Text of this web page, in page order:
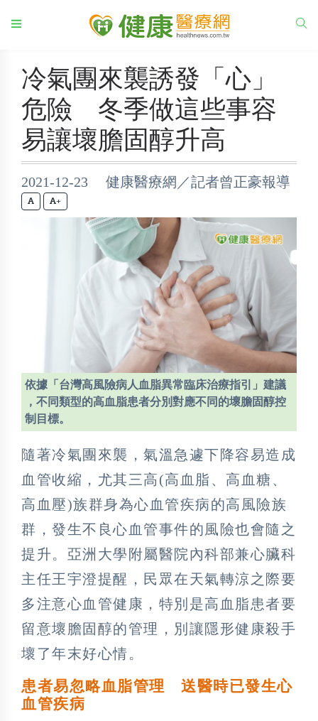
冷氣團來襲誘發「心」
危險 冬季做這些事容
易讓壞膽固醇升高
2021-12-23 健康醫療網／記者曾正豪報導
+
依據「台灣高風險病人血脂異常臨床治療指引」建議
，不同類型的高血脂患者分別對應不同的壞膽固醇控
制目標。
隨著冷氣團來襲，氣溫急遽下降容易造成
血管收縮，尤其三高(高血脂、高血糖、
高血壓)族群身為心血管疾病的高風險族
群，發生不良心血管事件的風險也會隨之
提升。亞洲大學附屬醫院內科部兼心臟科
主任王宇澄提醒，民眾在天氣轉涼之際要
多注意心血管健康，特別是高血脂患者要
留意壞膽固醇的管理，別讓隱形健康殺手
壞了年末好心情。
患者易忽略血脂管理 送醫時已發生心
血管疾病